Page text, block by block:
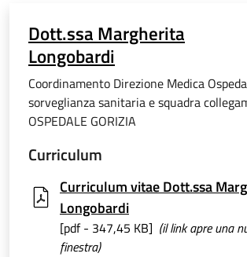
Dott.ssa Margherita
Longobardi
Coordinamento Direzione Medica
sorveglianza sanitaria e squadra
OSPEDALE GORIZIA
Curriculum
Curriculum vitae Dott.ssa
Longobardi
[pdf - 347,45 KB] (il link apre una
finestra)